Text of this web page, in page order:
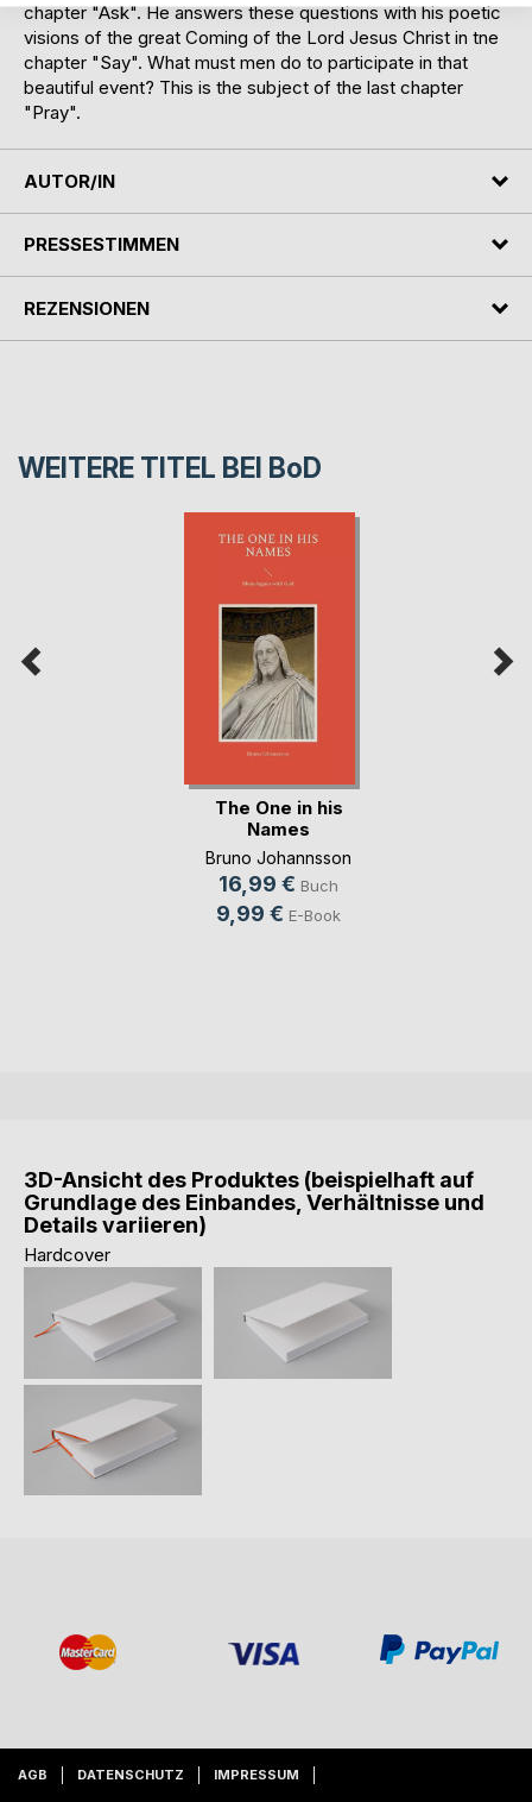
chapter "Ask". He answers these questions with his poetic
visions of the great Coming of the Lord Jesus Christ in tne
chapter "Say". What must men do to participate in that
beautiful event? This is the subject of the last chapter
"Pray".
AUTOR/IN
PRESSESTIMMEN
REZENSIONEN
WEITERE TITEL BEI BoD
The One in his
Names
Bruno Johannsson
16,99 € Buch
9,99 € E-Book
3D-Ansicht des Produktes (beispielhaft auf
Grundlage des Einbandes, Verhältnisse und
Details variieren)
Hardcover
AGB DATENSCHUTZ IMPRESSUM